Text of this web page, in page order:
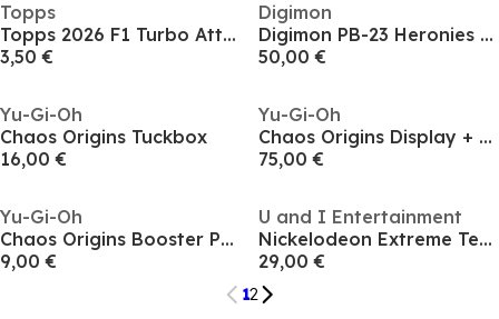
Topps
Topps 2026 F1 Turbo Attax - single packet
3,50 €
Digimon
Digimon PB-23 Heronies 63
50,00 €
Yu-Gi-Oh
Chaos Origins Tuckbox
16,00 €
Yu-Gi-Oh
Chaos Origins Display + GAME Exclusive T-Shirt
75,00 €
Yu-Gi-Oh
Chaos Origins Booster Pack
9,00 €
U and I Entertainment
Nickelodeon Extreme Tennis: Next!
29,00 €
12